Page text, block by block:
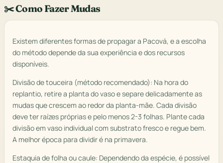
✂️ Como Fazer Mudas
Existem diferentes formas de propagar a Pacová, e a escolha
do método depende da sua experiência e dos recursos
disponíveis.
Divisão de touceira (método recomendado): Na hora do
replantio, retire a planta do vaso e separe delicadamente as
mudas que crescem ao redor da planta-mãe. Cada divisão
deve ter raízes próprias e pelo menos 2-3 folhas. Plante cada
divisão em vaso individual com substrato fresco e regue bem.
A melhor época para dividir é na primavera.
Estaquia de folha ou caule: Dependendo da espécie, é possível